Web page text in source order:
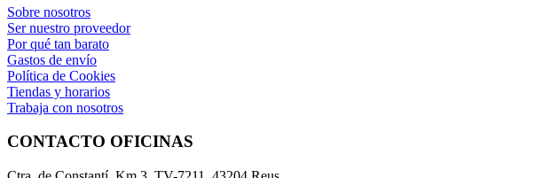
Sobre nosotros
Ser nuestro proveedor
Por qué tan barato
Gastos de envío
Política de Cookies
Tiendas y horarios
Trabaja con nosotros
CONTACTO OFICINAS